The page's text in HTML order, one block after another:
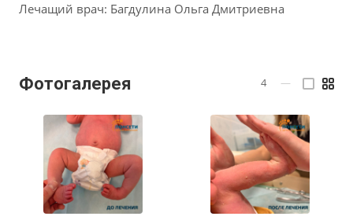
Лечащий врач: Багдулина Ольга Дмитриевна
Фотогалерея 4 —